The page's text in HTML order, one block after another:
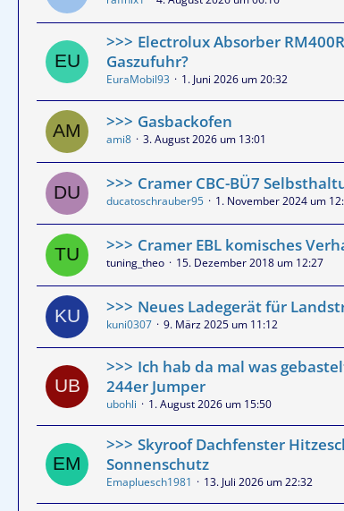
Electrolux Absorber
Gaszufuhr?
EuraMobil93 1. Juni 2026 um 20:32
Gasbackofen
ami8 3. August 2026 um 13:01
Cramer CBC-BÜ7
ducatoschrauber95 1. November 2024 um
Cramer EBL komisches
tuning_theo 15. Dezember 2018 um 12:27
Neues Ladegerät für
kuni0307 9. März 2025 um 11:12
Ich hab da mal was
244er Jumper
ubohli 1. August 2026 um 15:50
Skyroof Dachfenster
Sonnenschutz
Emapluesch1981 13. Juli 2026 um 22:32